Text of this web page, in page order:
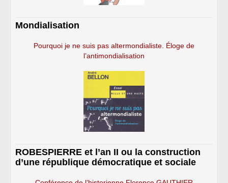
Mondialisation
Pourquoi je ne suis pas altermondialiste. Éloge de
l’antimondialisation
ROBESPIERRE et l’an II ou la construction
d’une république démocratique et sociale